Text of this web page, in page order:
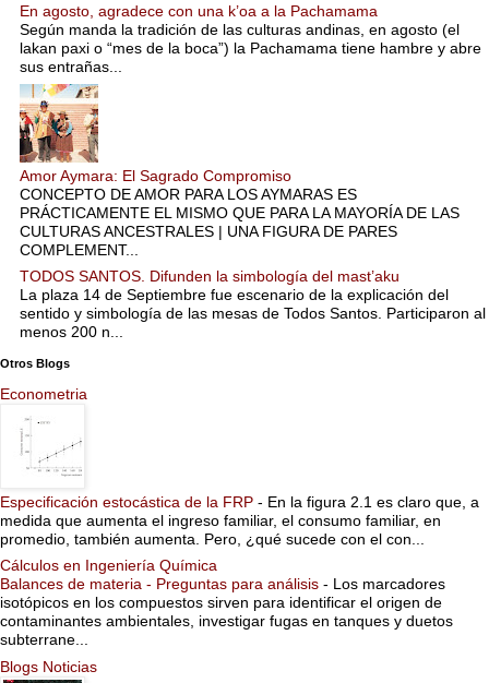
En agosto, agradece con una k’oa a la Pachamama
Según manda la tradición de las culturas andinas, en agosto (el
lakan paxi o “mes de la boca”) la Pachamama tiene hambre y abre
sus entrañas...
Amor Aymara: El Sagrado Compromiso
CONCEPTO DE AMOR PARA LOS AYMARAS ES
PRÁCTICAMENTE EL MISMO QUE PARA LA MAYORÍA DE LAS
CULTURAS ANCESTRALES | UNA FIGURA DE PARES
COMPLEMENT...
TODOS SANTOS. Difunden la simbología del mast’aku
La plaza 14 de Septiembre fue escenario de la explicación del
sentido y simbología de las mesas de Todos Santos. Participaron al
menos 200 n...
Otros Blogs
Econometria
Especificación estocástica de la FRP - En la figura 2.1 es claro que, a
medida que aumenta el ingreso familiar, el consumo familiar, en
promedio, también aumenta. Pero, ¿qué sucede con el con...
Cálculos en Ingeniería Química
Balances de materia - Preguntas para análisis - Los marcadores
isotópicos en los compuestos sirven para identificar el origen de
contaminantes ambientales, investigar fugas en tanques y duetos
subterrane...
Blogs Noticias